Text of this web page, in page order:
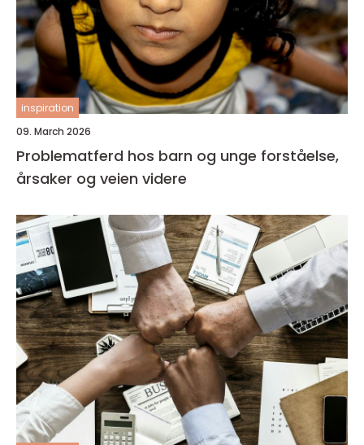
inspiration
09. March 2026
Problematferd hos barn og unge forståelse,
årsaker og veien videre